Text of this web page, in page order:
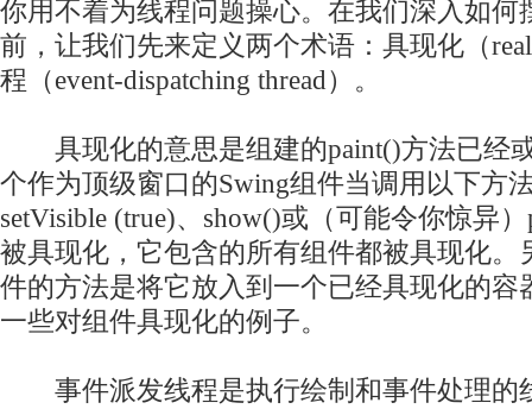
你用不着为线程问题操心。在我们深入如何
前，让我们先来定义两个术语：具现化（
程（event-dispatching thread）。
具现化的意思是组建的paint()方法已经
个作为顶级窗口的Swing组件当调用以下方
setVisible (true)、show()或（可能令你惊异
被具现化，它包含的所有组件都被具现化。
件的方法是将它放入到一个已经具现化的容
一些对组件具现化的例子。
事件派发线程是执行绘制和事件处理的